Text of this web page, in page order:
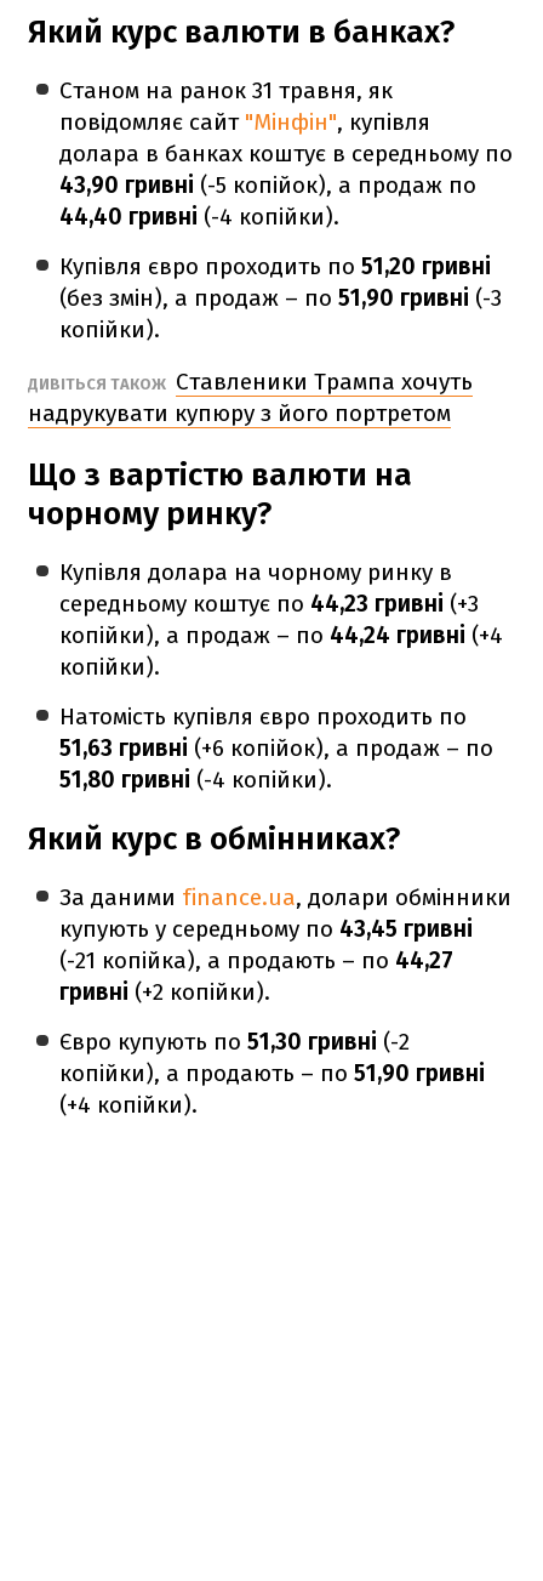
Який курс валюти в банках?
Станом на ранок 31 травня, як
повідомляє сайт"Мінфін", купівля
долара в банках коштує в середньому по
43,90 гривні (-5 копійок), а продаж по
44,40 гривні (-4 копійки).
Купівля євро проходить по51,20 гривні
(без змін), а продаж – по51,90 гривні (-3
копійки).
ДИВІТЬСЯ ТАКОЖ Ставленики Трампа хочуть
надрукувати купюру з його портретом
Що з вартістю валюти на
чорному ринку?
Купівля долара на чорному ринку в
середньому коштує по 44,23 гривні (+3
копійки), а продаж – по 44,24 гривні (+4
копійки).
Натомість купівля євро проходить по
51,63 гривні (+6 копійок), а продаж – по
51,80 гривні (-4 копійки).
Який курс в обмінниках?
За даними finance.ua, долари обмінники
купують у середньому по 43,45 гривні
(-21 копійка), а продають – по 44,27
гривні (+2 копійки).
Євро купують по51,30 гривні (-2
копійки), а продають – по51,90 гривні
(+4 копійки).